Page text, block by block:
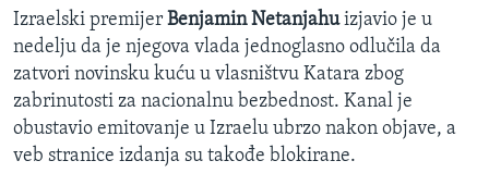
Izraelski premijer Benjamin Netanjahuizjavio je u
nedelju da je njegova vlada jednoglasno odlučila da
zatvori novinsku kuću u vlasništvu Katara zbog
zabrinutosti za nacionalnu bezbednost. Kanal je
obustavio emitovanje u Izraelu ubrzo nakon objave, a
veb stranice izdanja su takođe blokirane.